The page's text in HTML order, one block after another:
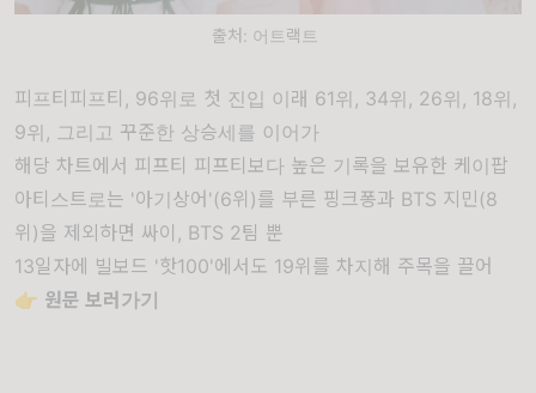
출처: 어트랙트
피프티피프티, 96위로 첫 진입 이래 61위, 34위, 26위, 18위,
9위, 그리고 꾸준한 상승세를 이어가
해당 차트에서 피프티 피프티보다 높은 기록을 보유한 케이팝
아티스트로는 '아기상어'(6위)를 부른 핑크퐁과 BTS 지민(8
위)을 제외하면 싸이, BTS 2팀 뿐
13일자에 빌보드 '핫100'에서도 19위를 차지해 주목을 끌어
👉 원문 보러가기